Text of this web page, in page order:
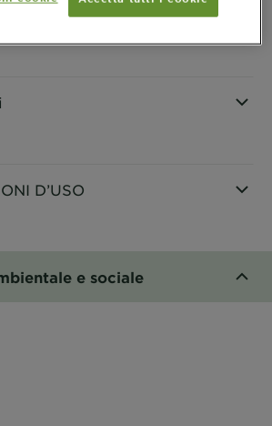
prodotto
D’USO
e sociale